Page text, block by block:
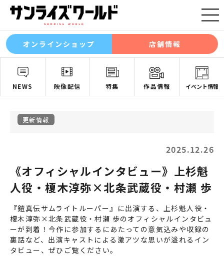
オンラインショップ 店舗情報
NEWS 映像配信 特集 作品情報 イベント情報
更新情報
2025.12.26
《オフィシャルインタビュー》上杉魁
人役・榎木淳弥×北条武蔵役・村瀬 歩
『鎧真伝サムライトルーパー』に出演する、上杉魁人役・
榎木淳弥×北条武蔵役・村瀬 歩のオフィシャルインタビュ
ーが到着！今作に参加するにあたっての意気込みや収録の
裏話など、出演キャストによる激アツな思いが溢れるイン
タビュー、ぜひご覧ください。